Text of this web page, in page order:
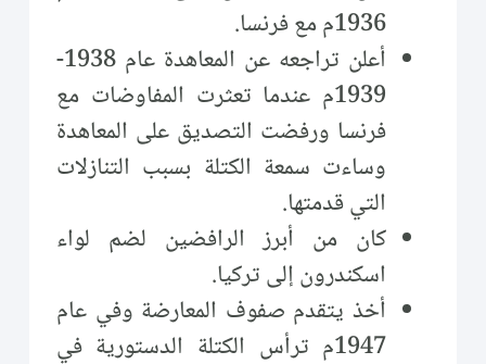
1936م مع فرنسا.
أعلن تراجعه عن المعاهدة عام 1938-
1939م عندما تعثرت المفاوضات مع
فرنسا ورفضت التصديق على المعاهدة
وساءت سمعة الكتلة بسبب التنازلات
التي قدمتها.
كان من أبرز الرافضين لضم لواء
اسكندرون إلى تركيا.
أخذ يتقدم صفوف المعارضة وفي عام
1947م ترأس الكتلة الدستورية في